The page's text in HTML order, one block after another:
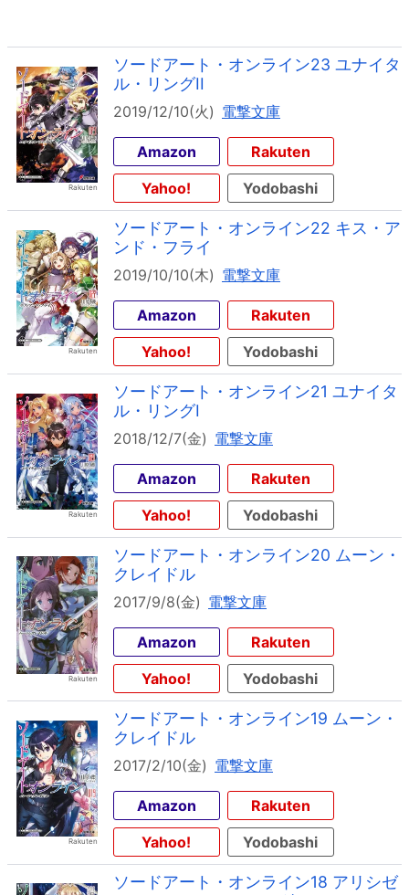
ソードアート・オンライン23 ユナイタ
ル・リングII
2019/12/10(火) 電撃文庫
Amazon
Rakuten
Yahoo!
Yodobashi
ソードアート・オンライン22 キス・ア
ンド・フライ
2019/10/10(木) 電撃文庫
Amazon
Rakuten
Yahoo!
Yodobashi
ソードアート・オンライン21 ユナイタ
ル・リングI
2018/12/7(金) 電撃文庫
Amazon
Rakuten
Yahoo!
Yodobashi
ソードアート・オンライン20 ムーン・
クレイドル
2017/9/8(金) 電撃文庫
Amazon
Rakuten
Yahoo!
Yodobashi
ソードアート・オンライン19 ムーン・
クレイドル
2017/2/10(金) 電撃文庫
Amazon
Rakuten
Yahoo!
Yodobashi
ソードアート・オンライン18 アリシゼ